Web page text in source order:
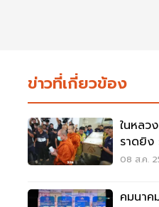
ข่าวที่เกี่ยวข้อง
ในหลว
ราดยิง
ราชานุเ
08 ส.ค.
คมนาค